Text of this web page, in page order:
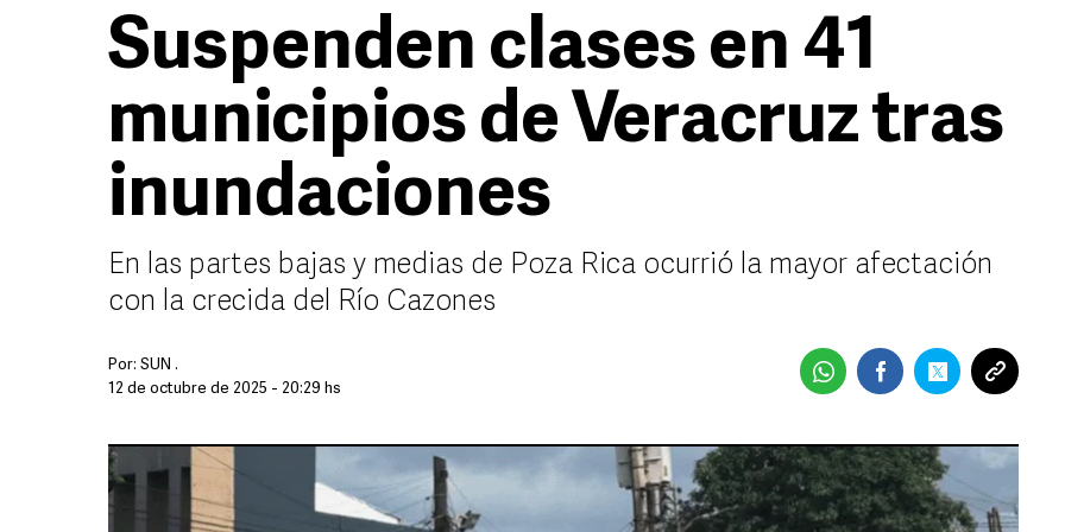
Suspenden clases en 41
municipios de Veracruz tras
inundaciones
En las partes bajas y medias de Poza Rica ocurrió la mayor afectación
con la crecida del Río Cazones
Por: SUN .
12 de octubre de 2025 - 20:29 hs